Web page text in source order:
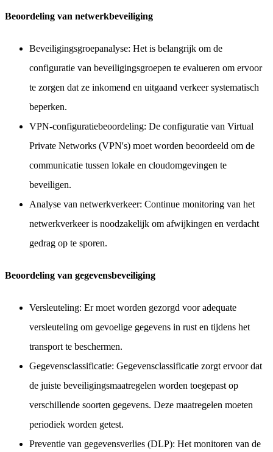
Beoordeling van netwerkbeveiliging
Beveiligingsgroepanalyse: Het is belangrijk om de
configuratie van beveiligingsgroepen te evalueren om ervoor
te zorgen dat ze inkomend en uitgaand verkeer systematisch
beperken.
VPN-configuratiebeoordeling: De configuratie van Virtual
Private Networks (VPN's) moet worden beoordeeld om de
communicatie tussen lokale en cloudomgevingen te
beveiligen.
Analyse van netwerkverkeer: Continue monitoring van het
netwerkverkeer is noodzakelijk om afwijkingen en verdacht
gedrag op te sporen.
Beoordeling van gegevensbeveiliging
Versleuteling: Er moet worden gezorgd voor adequate
versleuteling om gevoelige gegevens in rust en tijdens het
transport te beschermen.
Gegevensclassificatie: Gegevensclassificatie zorgt ervoor dat
de juiste beveiligingsmaatregelen worden toegepast op
verschillende soorten gegevens. Deze maatregelen moeten
periodiek worden getest.
Preventie van gegevensverlies (DLP): Het monitoren van de